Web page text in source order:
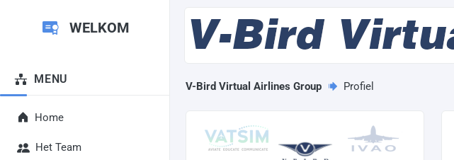
WELKOM
MENU
Home
Het Team
V-Bird Virtual Airlines Group Profiel